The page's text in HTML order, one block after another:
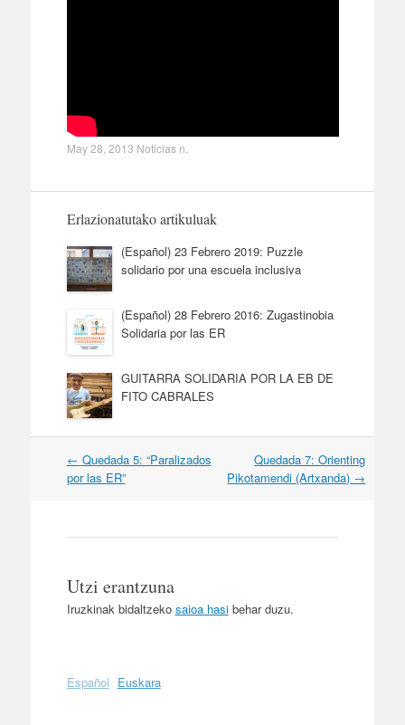
May 28, 2013 Noticiasn.
Erlazionatutako artikuluak
(Español) 23 Febrero 2019: Puzzle
solidario por una escuela inclusiva
(Español) 28 Febrero 2016: Zugastinobia
Solidaria por las ER
GUITARRA SOLIDARIA POR LA EB DE
FITO CABRALES
Post navigation
← Quedada 5: “Paralizados
por las ER”
Quedada 7: Orienting
Pikotamendi (Artxanda) →
Utzi erantzuna
Iruzkinak bidaltzeko saioa hasibehar duzu.
Español Euskara